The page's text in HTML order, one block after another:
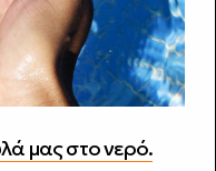
μας στο νερό.